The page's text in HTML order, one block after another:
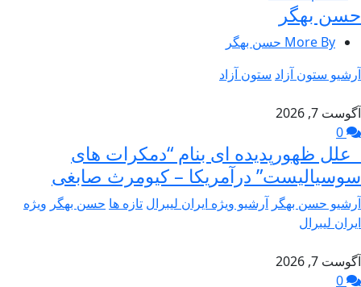
حسن بهگر
More By حسن بهگر
آرشیو ستون آزاد ستون آزاد
آگوست 7, 2026
علل ظهورپدیده ای بنام “دمکرات های
سوسیالیست” درآمریکا – کیومرث صابغی
آرشیو حسن بهگر آرشیو ویژه ایران لیبرال تازه ها حسن بهگر ویژه
ایران لیبرال
آگوست 7, 2026